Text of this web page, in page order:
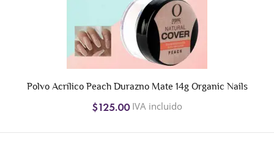
Polvo Acrílico Peach Durazno Mate 14g Organic Nails
$125.00IVA incluido